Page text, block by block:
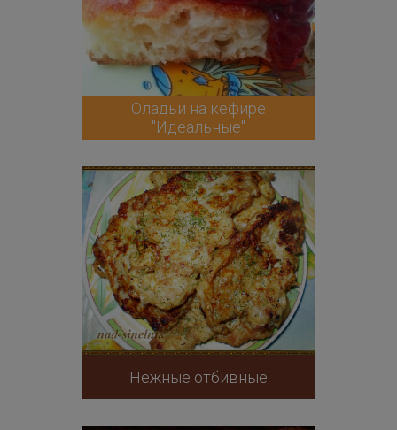
Оладьи на кефире
"Идеальные"
Нежные отбивные